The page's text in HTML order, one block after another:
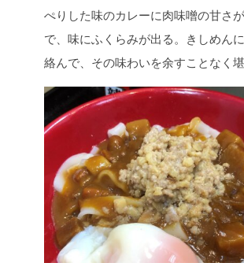
ぺりした味のカレーに肉味噌の甘さ
で、味にふくらみが出る。きしめん
絡んで、その味わいを余すことなく堪